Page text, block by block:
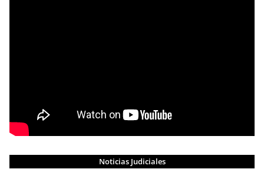
Noticias Judiciales